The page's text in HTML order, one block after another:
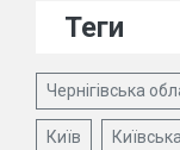
Теги
Чернігівська
Київ